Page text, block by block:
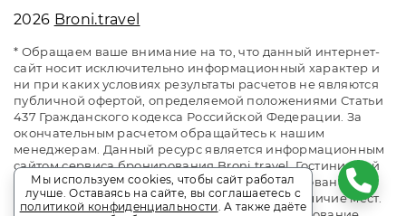
2026 Broni.travel
* Обращаем ваше внимание на то, что данный интернет-
сайт носит исключительно информационный характер и
ни при каких условиях результаты расчетов не являются
публичной офертой, определяемой положениями Статьи
437 Гражданского кодекса Российской Федерации. За
окончательным расчетом обращайтесь к нашим
менеджерам. Данный ресурс является информационным
сайтом сервиса бронирования Broni.travel. Гостиничный
комплекс «Гранд-отель». Сайт онлайн бронирования
номеров. Актуальные цены, прайс-листы и наличие мест.
Мы используем cookies, чтобы сайт работал
лучше. Оставаясь на сайте, вы соглашаетесь с
политикой конфиденциальности. А также даёте